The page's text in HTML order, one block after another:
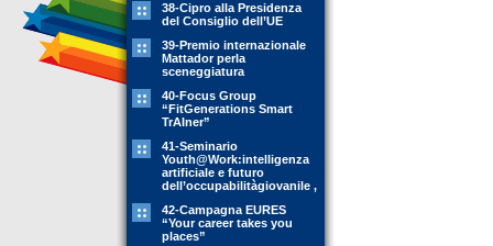
38-Cipro alla Presidenza
del Consiglio dell’UE
39-Premio internazionale
Mattador perla
sceneggiatura
40-Focus Group
“FitGenerations Smart
TrAIner”
41-Seminario
Youth@Work:intelligenza
artificiale e futuro
dell’occupabilitàgiovanile ,
42-Campagna EURES
“Your career takes you
places”